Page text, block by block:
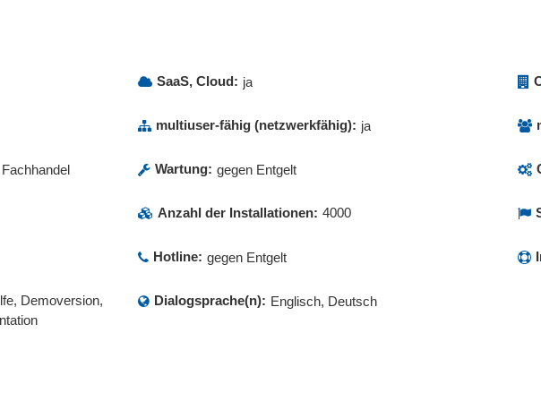
Materialwirtschaft
Mehrwertsteuersatz
Personalmanagement
Projektcontrolling
Projektmanagement
Rechnungen im PDF-Format
Rechnungsprüfungen
Rechnungsstellung
SaaS, Cloud: ja
multiuser-fähig (netzwerkfähig): ja
Fachhandel Wartung: gegen Entgelt
Anzahl der Installationen: 4000
Hotline: gegen Entgelt
Demoversion,
Dialogsprache(n): Englisch, Deutsch